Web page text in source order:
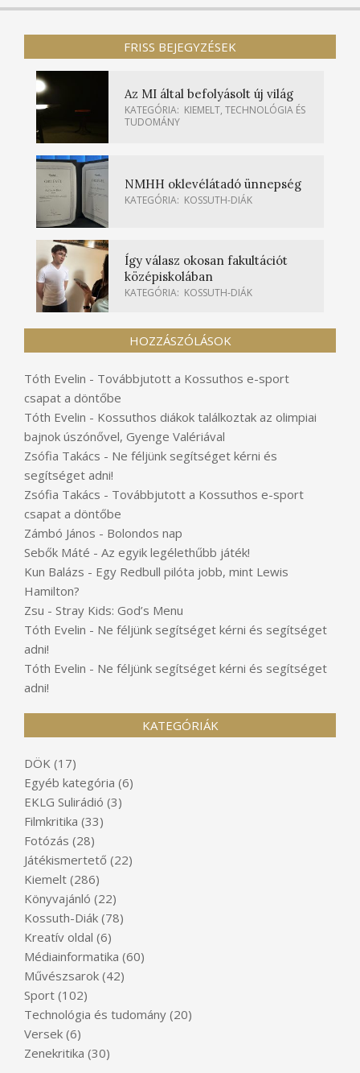
FRISS BEJEGYZÉSEK
Az MI által befolyásolt új világ
KATEGÓRIA: KIEMELT, TECHNOLÓGIA ÉS
TUDOMÁNY
NMHH oklevélátadó ünnepség
KATEGÓRIA: KOSSUTH-DIÁK
Így válasz okosan fakultációt
középiskolában
KATEGÓRIA: KOSSUTH-DIÁK
HOZZÁSZÓLÁSOK
Tóth Evelin - Továbbjutott a Kossuthos e-sport
csapat a döntőbe
Tóth Evelin - Kossuthos diákok találkoztak az olimpiai
bajnok úszónővel, Gyenge Valériával
Zsófia Takács - Ne féljünk segítséget kérni és
segítséget adni!
Zsófia Takács - Továbbjutott a Kossuthos e-sport
csapat a döntőbe
Zámbó János - Bolondos nap
Sebők Máté - Az egyik legélethűbb játék!
Kun Balázs - Egy Redbull pilóta jobb, mint Lewis
Hamilton?
Zsu - Stray Kids: God’s Menu
Tóth Evelin - Ne féljünk segítséget kérni és segítséget
adni!
Tóth Evelin - Ne féljünk segítséget kérni és segítséget
adni!
KATEGÓRIÁK
DÖK (17)
Egyéb kategória (6)
EKLG Sulirádió (3)
Filmkritika (33)
Fotózás (28)
Játékismertető (22)
Kiemelt (286)
Könyvajánló (22)
Kossuth-Diák (78)
Kreatív oldal (6)
Médiainformatika (60)
Művészsarok (42)
Sport (102)
Technológia és tudomány (20)
Versek (6)
Zenekritika (30)